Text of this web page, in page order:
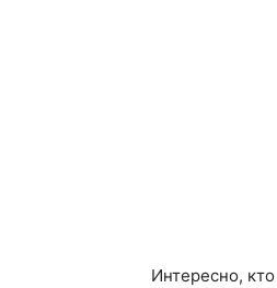
Интересно,